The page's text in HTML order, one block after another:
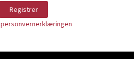
personvernerklæringen